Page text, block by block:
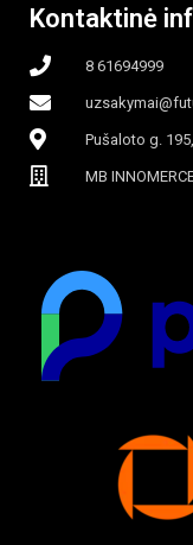
Kontaktinė
8 61694999
Pušaloto g.
MB